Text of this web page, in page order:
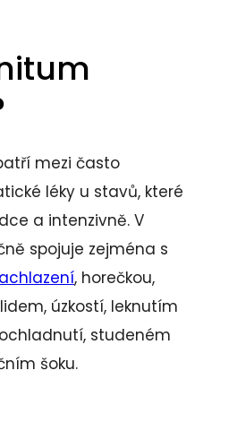
mezi často
léky u stavů, které
a intenzivně. V
spojuje zejména s
, horečkou,
úzkostí, leknutím
studeném
šoku.